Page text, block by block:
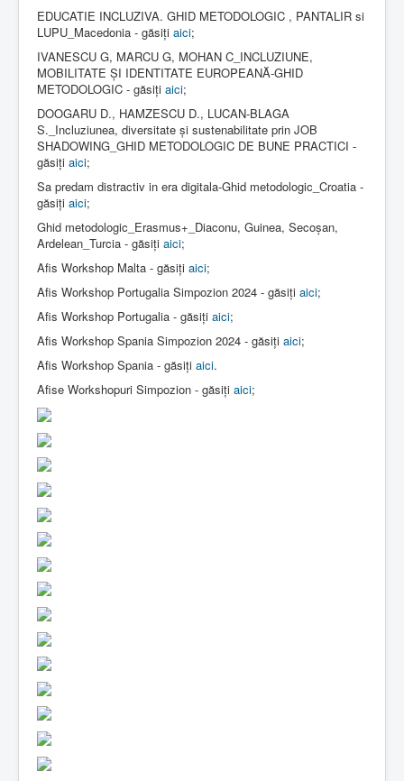
EDUCATIE INCLUZIVA. GHID METODOLOGIC , PANTALIR si
LUPU_Macedonia - găsiți aici;
IVANESCU G, MARCU G, MOHAN C_INCLUZIUNE,
MOBILITATE ȘI IDENTITATE EUROPEANĂ-GHID
METODOLOGIC - găsiți aici;
DOOGARU D., HAMZESCU D., LUCAN-BLAGA
S._Incluziunea, diversitate și sustenabilitate prin JOB
SHADOWING_GHID METODOLOGIC DE BUNE PRACTICI -
găsiți aici;
Sa predam distractiv in era digitala-Ghid metodologic_Croatia -
găsiți aici;
Ghid metodologic_Erasmus+_Diaconu, Guinea, Secoșan,
Ardelean_Turcia - găsiți aici;
Afis Workshop Malta - găsiți aici;
Afis Workshop Portugalia Simpozion 2024 - găsiți aici;
Afis Workshop Portugalia - găsiți aici;
Afis Workshop Spania Simpozion 2024 - găsiți aici;
Afis Workshop Spania - găsiți aici.
Afise Workshopuri Simpozion - găsiți aici;